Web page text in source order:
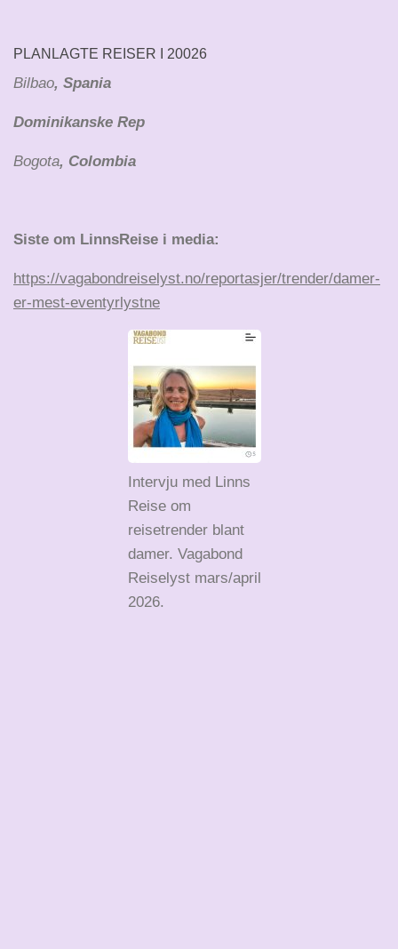
PLANLAGTE REISER I 20026
Bilbao, Spania
Dominikanske Rep
Bogota, Colombia
Siste om LinnsReise i media:
https://vagabondreiselyst.no/reportasjer/trender/damer-
er-mest-eventyrlystne
Intervju med Linns
Reise om
reisetrender blant
damer. Vagabond
Reiselyst mars/april
2026.